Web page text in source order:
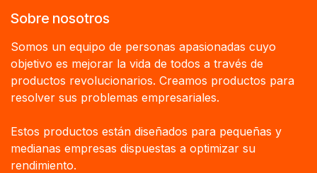
Sobre nosotros
Somos un equipo de personas apasionadas cuyo
objetivo es mejorar la vida de todos a través de
productos revolucionarios. Creamos productos para
resolver sus problemas empresariales.
Estos productos están diseñados para pequeñas y
medianas empresas dispuestas a optimizar su
rendimiento.